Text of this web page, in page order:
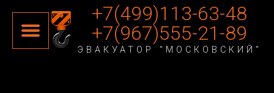
+7(499)113-63-48
+7(967)555-21-89
ЭВАКУАТОР "МОСКОВСКИЙ"